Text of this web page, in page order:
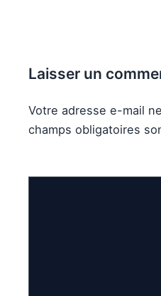
Laisser un
Votre adresse e-mail
champs obligatoires